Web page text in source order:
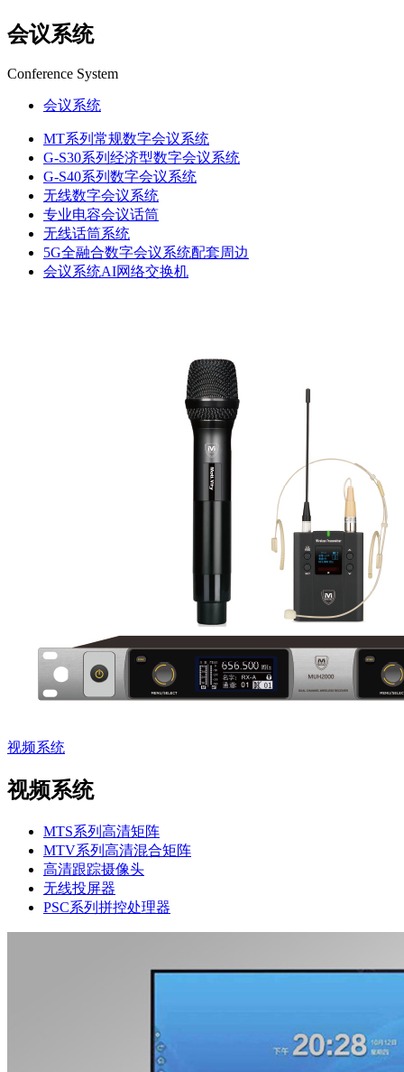
会议系统
Conference System
会议系统
MT系列常规数字会议系统
G-S30系列经济型数字会议系统
G-S40系列数字会议系统
无线数字会议系统
专业电容会议话筒
无线话筒系统
5G全融合数字会议系统配套周边
会议系统AI网络交换机
视频系统
视频系统
MTS系列高清矩阵
MTV系列高清混合矩阵
高清跟踪摄像头
无线投屏器
PSC系列拼控处理器